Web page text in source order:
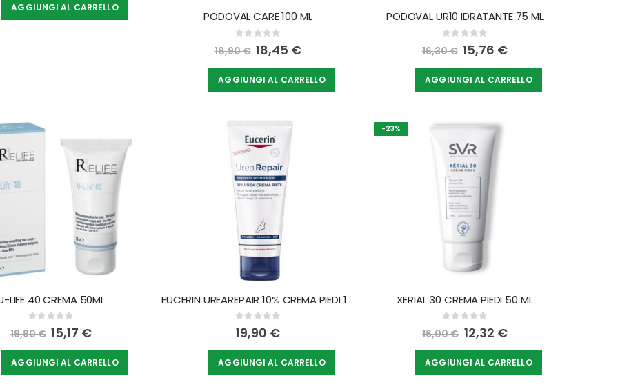
AGGIUNGI AL CARRELLO
PODOVAL CARE 100 ML
Rating:
0%
18,90 € Special
Price
18,45 €
AGGIUNGI AL CARRELLO
PODOVAL UR10 IDRATANTE 75 ML
Rating:
0%
16,30 € Special
Price
15,76 €
AGGIUNGI AL CARRELLO
LIFE 40 CREMA 50ML
Rating:
0%
19,90 € Special
Price
15,17 €
AGGIUNGI AL CARRELLO
EUCERIN UREAREPAIR 10% CREMA PIEDI 100 ML
Rating:
0%
19,90 €
AGGIUNGI AL CARRELLO
-23%
XERIAL 30 CREMA PIEDI 50 ML
Rating:
0%
16,00 € Special
Price
12,32 €
AGGIUNGI AL CARRELLO